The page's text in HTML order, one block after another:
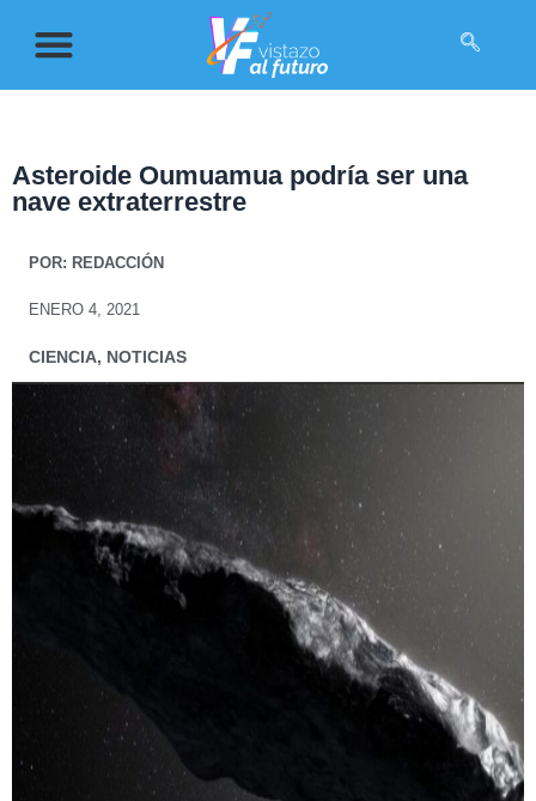
Asteroide Oumuamua podría ser una
nave extraterrestre
POR: REDACCIÓN
ENERO 4, 2021
CIENCIA, NOTICIAS